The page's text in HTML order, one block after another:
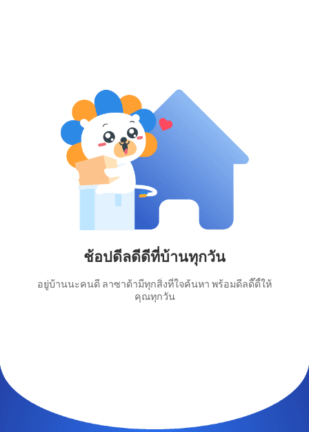
ช้อปดีลดีดีที่บ้านทุกวัน
อยู่บ้านนะคนดี ลาซาด้ามีทุกสิ่งที่ใจค้นหา พร้อมดีลดี๊ดี้ให้
คุณทุกวัน